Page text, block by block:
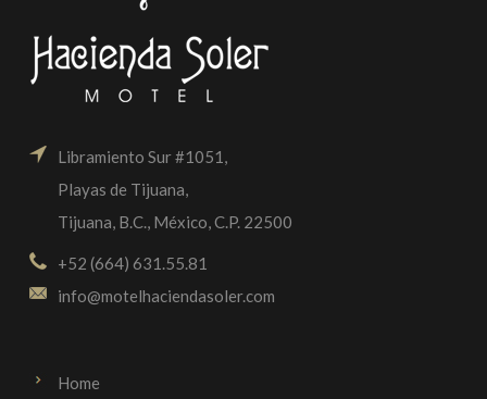
Libramiento Sur #1051,
Playas de Tijuana,
Tijuana, B.C., México, C.P. 22500
+52 (664) 631.55.81
info@motelhaciendasoler.com
Home